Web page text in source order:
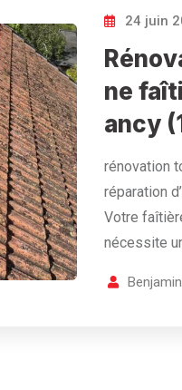
24 juin
ne
ancy
rénovation
réparation
Votre
nécessite
Benjamin